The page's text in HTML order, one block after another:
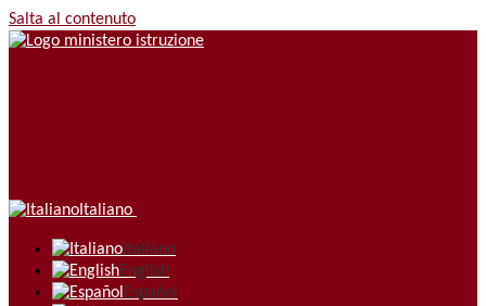
Salta al contenuto
Italiano
Italiano
English
Español